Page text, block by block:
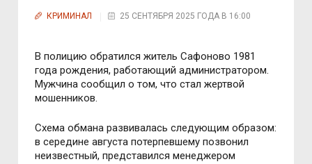
КРИМИНАЛ 25 СЕНТЯБРЯ 2025 ГОДА В 16:00
В полицию обратился житель Сафоново 1981
года рождения, работающий администратором.
Мужчина сообщил о том, что стал жертвой
мошенников.
Схема обмана развивалась следующим образом:
в середине августа потерпевшему позвонил
неизвестный, представился менеджером